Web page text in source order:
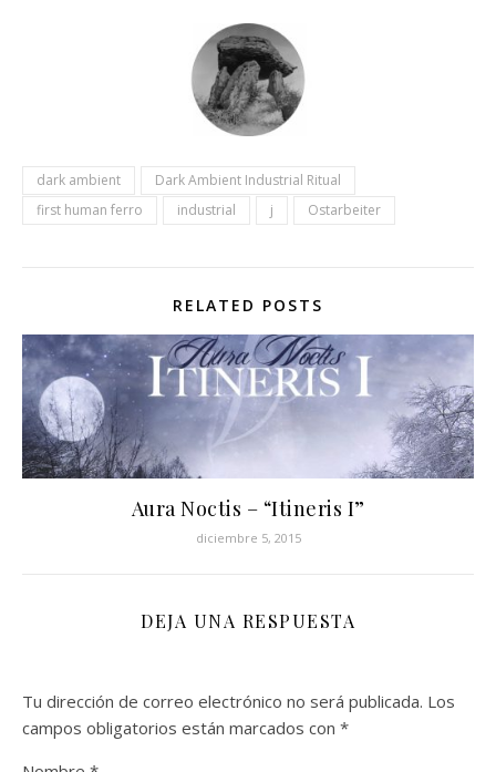
dark ambient
Dark Ambient Industrial Ritual
first human ferro
industrial j Ostarbeiter
RELATED POSTS
Aura Noctis – “Itineris I”
diciembre 5, 2015
DEJA UNA RESPUESTA
Tu dirección de correo electrónico no será publicada. Los
campos obligatorios están marcados con *